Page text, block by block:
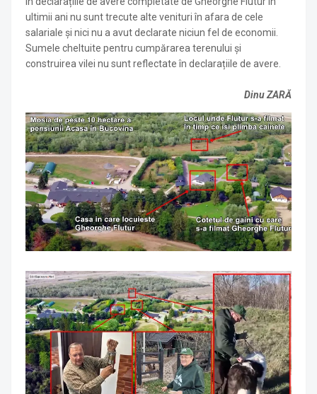
ultimii ani nu sunt trecute alte venituri în afara de cele
salariale și nici nu a avut declarate niciun fel de economii.
Sumele cheltuite pentru cumpărarea terenului și
construirea vilei nu sunt reflectate în declarațiile de avere.
Dinu ZARĂ